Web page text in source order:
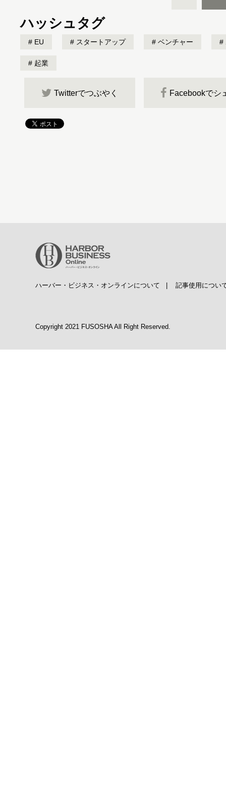
ハッシュタグ
EU スタートアップ ベンチャー
起業
Twitterでつぶやく Facebookでシ
ハーバー・ビジネス・オンラインについて 記事使用につい
Copyright 2021 FUSOSHA All Right Reserved.